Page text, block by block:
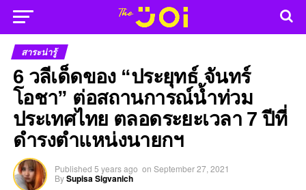
สาระน่ารู้
6 วลีเด็ดของ “ประยุทธ์ จันทร์
โอชา” ต่อสถานการณ์น้ำท่วม
ประเทศไทย ตลอดระยะเวลา 7 ปีที่
ดำรงตำแหน่งนายกฯ
Published 5 years ago on September 27, 2021
BySupisa Sigvanich